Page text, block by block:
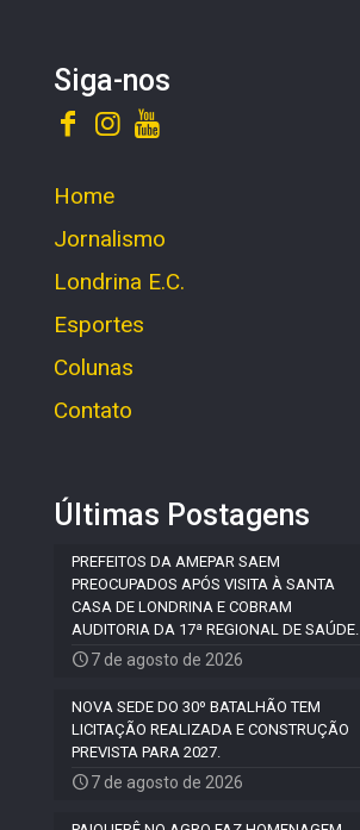
Siga-nos
Home
Jornalismo
Londrina E.C.
Esportes
Colunas
Contato
Últimas Postagens
PREFEITOS DA AMEPAR SAEM
PREOCUPADOS APÓS VISITA À SANTA
CASA DE LONDRINA E COBRAM
AUDITORIA DA 17ª REGIONAL DE SAÚDE.
7 de agosto de 2026
NOVA SEDE DO 30º BATALHÃO TEM
LICITAÇÃO REALIZADA E CONSTRUÇÃO
PREVISTA PARA 2027.
7 de agosto de 2026